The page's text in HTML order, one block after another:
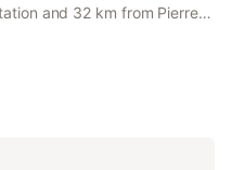
and 32 km from Pierre
access to a terrace, free